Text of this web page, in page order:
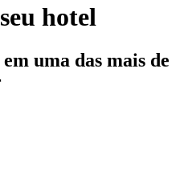
hotel
uma das mais de